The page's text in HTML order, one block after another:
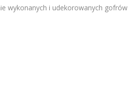
wykonanych i udekorowanych gofrów